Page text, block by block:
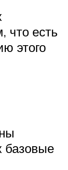
что есть
этого
базовые